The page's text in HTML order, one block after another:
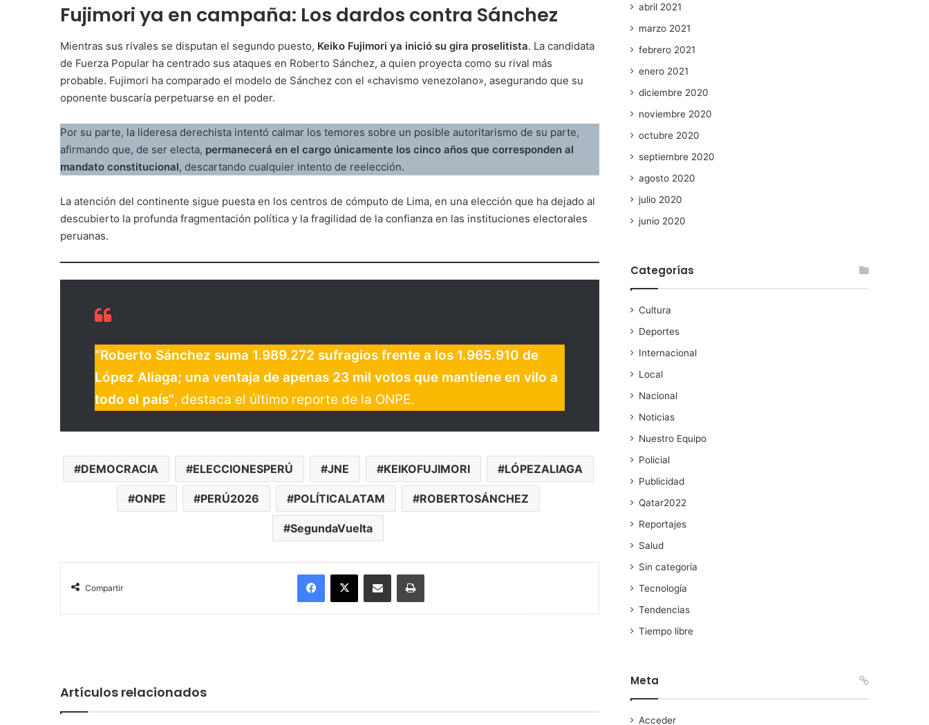
Fujimori ya en campaña: Los dardos contra Sánchez
Mientras sus rivales se disputan el segundo puesto, Keiko Fujimori ya inició su gira proselitista. La candidata
de Fuerza Popular ha centrado sus ataques en Roberto Sánchez, a quien proyecta como su rival más
probable. Fujimori ha comparado el modelo de Sánchez con el «chavismo venezolano», asegurando que su
oponente buscaría perpetuarse en el poder.
Por su parte, la lideresa derechista intentó calmar los temores sobre un posible autoritarismo de su parte,
afirmando que, de ser electa, permanecerá en el cargo únicamente los cinco años que corresponden al
mandato constitucional, descartando cualquier intento de reelección.
La atención del continente sigue puesta en los centros de cómputo de Lima, en una elección que ha dejado al
descubierto la profunda fragmentación política y la fragilidad de la confianza en las instituciones electorales
peruanas.
“Roberto Sánchez suma 1.989.272 sufragios frente a los 1.965.910 de
López Aliaga; una ventaja de apenas 23 mil votos que mantiene en vilo a
todo el país”, destaca el último reporte de la ONPE.
DEMOCRACIA ELECCIONESPERÚ JNE KEIKOFUJIMORI LÓPEZALIAGA
ONPE PERÚ2026 POLÍTICALATAM ROBERTOSÁNCHEZ
SegundaVuelta
Compartir
Facebook
X Enviar vía email Imprimir
Artículos relacionados
abril 2021
marzo 2021
febrero 2021
enero 2021
diciembre 2020
noviembre 2020
octubre 2020
septiembre 2020
agosto 2020
julio 2020
junio 2020
Categorías
Cultura
Deportes
Internacional
Local
Nacional
Noticias
Nuestro Equipo
Policial
Publicidad
Qatar2022
Reportajes
Salud
Sin categoría
Tecnología
Tendencias
Tiempo libre
Meta
Acceder